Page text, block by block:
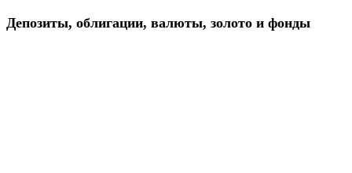
Депозиты, облигации, валюты, золото и фонды